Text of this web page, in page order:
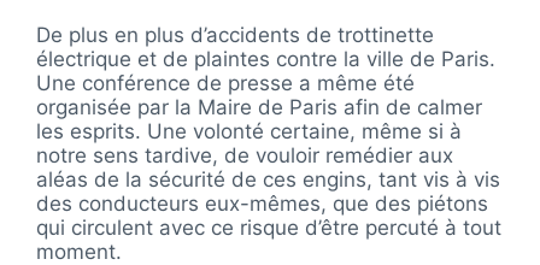
De plus en plus d’accidents de trottinette
électrique et de plaintes contre la ville de Paris.
Une conférence de presse a même été
organisée par la Maire de Paris afin de calmer
les esprits. Une volonté certaine, même si à
notre sens tardive, de vouloir remédier aux
aléas de la sécurité de ces engins, tant vis à vis
des conducteurs eux-mêmes, que des piétons
qui circulent avec ce risque d’être percuté à tout
moment.